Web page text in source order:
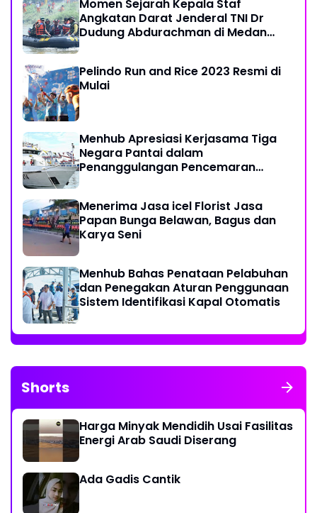
Momen Sejarah Kepala Staf
Angkatan Darat Jenderal TNI Dr
Dudung Abdurachman di Medan
Pelindo Run and Rice 2023 Resmi di
Mulai
Menhub Apresiasi Kerjasama Tiga
Negara Pantai dalam
Penanggulangan Pencemaran
Menerima Jasa icel Florist Jasa
Papan Bunga Belawan, Bagus dan
Karya Seni
Menhub Bahas Penataan Pelabuhan
dan Penegakan Aturan Penggunaan
Sistem Identifikasi Kapal Otomatis
Shorts
Harga Minyak Mendidih Usai Fasilitas
Energi Arab Saudi Diserang
Ada Gadis Cantik